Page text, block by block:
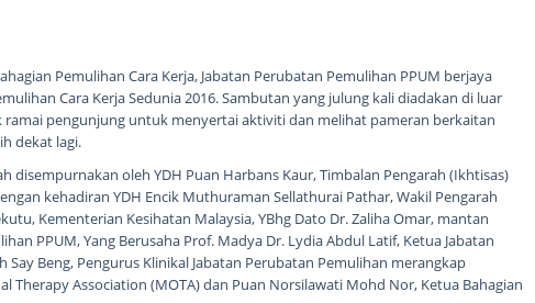
Pemulihan Cara Kerja, Jabatan Perubatan Pemulihan PPUM berjaya
Cara Kerja Sedunia 2016. Sambutan yang julung kali diadakan di luar
ramai pengunjung untuk menyertai aktiviti dan melihat pameran berkaitan
dekat lagi.
disempurnakan oleh YDH Puan Harbans Kaur, Timbalan Pengarah (Ikhtisas)
kehadiran YDH Encik Muthuraman Sellathurai Pathar, Wakil Pengarah
Kementerian Kesihatan Malaysia, YBhg Dato Dr. Zaliha Omar, mantan
PPUM, Yang Berusaha Prof. Madya Dr. Lydia Abdul Latif, Ketua Jabatan
Say Beng, Pengurus Klinikal Jabatan Perubatan Pemulihan merangkap
Therapy Association (MOTA) dan Puan Norsilawati Mohd Nor, Ketua Bahagian